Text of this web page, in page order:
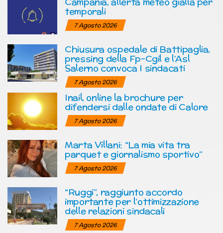
temporali
7 Agosto 2026
Chiusura ospedale di Battipaglia,
pressing della Fp-Cgil e l’Asl
Salerno convoca I sindacati
7 Agosto 2026
Inail, online la brochure per
difendersi dalle ondate di Calore
7 Agosto 2026
Marta Villani: “La mia vita tra
parquet e giornalismo sportivo”
7 Agosto 2026
“Ruggi”, raggiunto accordo
importante per l’ottimizzazione
delle relazioni sindacali
7 Agosto 2026